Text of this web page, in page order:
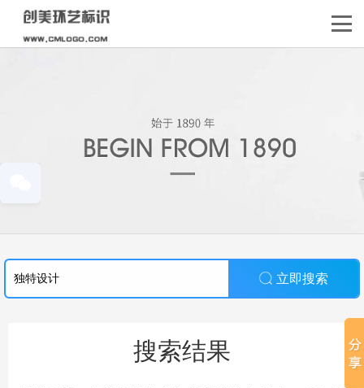
立即搜索
搜索结果